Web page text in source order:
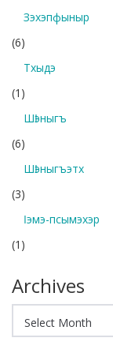
Зэхэпфыныр
(6)
Тхыдэ
(1)
Шӏэныгъ
(6)
Шӏэныгъэтх
(3)
Ӏэмэ-псымэхэр
(1)
Archives